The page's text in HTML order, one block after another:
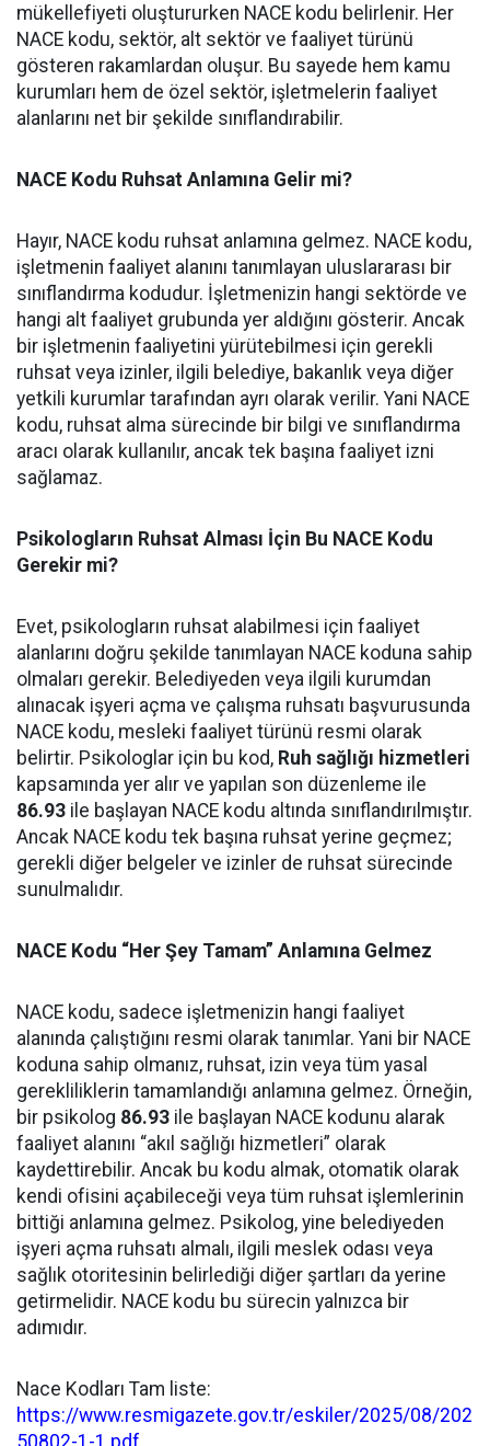
mükellefiyeti oluştururken NACE kodu belirlenir. Her
NACE kodu, sektör, alt sektör ve faaliyet türünü
gösteren rakamlardan oluşur. Bu sayede hem kamu
kurumları hem de özel sektör, işletmelerin faaliyet
alanlarını net bir şekilde sınıflandırabilir.
NACE Kodu Ruhsat Anlamına Gelir mi?
Hayır, NACE kodu ruhsat anlamına gelmez. NACE kodu,
işletmenin faaliyet alanını tanımlayan uluslararası bir
sınıflandırma kodudur. İşletmenizin hangi sektörde ve
hangi alt faaliyet grubunda yer aldığını gösterir. Ancak
bir işletmenin faaliyetini yürütebilmesi için gerekli
ruhsat veya izinler, ilgili belediye, bakanlık veya diğer
yetkili kurumlar tarafından ayrı olarak verilir. Yani NACE
kodu, ruhsat alma sürecinde bir bilgi ve sınıflandırma
aracı olarak kullanılır, ancak tek başına faaliyet izni
sağlamaz.
Psikologların Ruhsat Alması İçin Bu NACE Kodu
Gerekir mi?
Evet, psikologların ruhsat alabilmesi için faaliyet
alanlarını doğru şekilde tanımlayan NACE koduna sahip
olmaları gerekir. Belediyeden veya ilgili kurumdan
alınacak işyeri açma ve çalışma ruhsatı başvurusunda
NACE kodu, mesleki faaliyet türünü resmi olarak
belirtir. Psikologlar için bu kod, Ruh sağlığı hizmetleri
kapsamında yer alır ve yapılan son düzenleme ile
86.93 ile başlayan NACE kodu altında sınıflandırılmıştır.
Ancak NACE kodu tek başına ruhsat yerine geçmez;
gerekli diğer belgeler ve izinler de ruhsat sürecinde
sunulmalıdır.
NACE Kodu “Her Şey Tamam” Anlamına Gelmez
NACE kodu, sadece işletmenizin hangi faaliyet
alanında çalıştığını resmi olarak tanımlar. Yani bir NACE
koduna sahip olmanız, ruhsat, izin veya tüm yasal
gerekliliklerin tamamlandığı anlamına gelmez. Örneğin,
bir psikolog 86.93 ile başlayan NACE kodunu alarak
faaliyet alanını “akıl sağlığı hizmetleri” olarak
kaydettirebilir. Ancak bu kodu almak, otomatik olarak
kendi ofisini açabileceği veya tüm ruhsat işlemlerinin
bittiği anlamına gelmez. Psikolog, yine belediyeden
işyeri açma ruhsatı almalı, ilgili meslek odası veya
sağlık otoritesinin belirlediği diğer şartları da yerine
getirmelidir. NACE kodu bu sürecin yalnızca bir
adımıdır.
Nace Kodları Tam liste:
https://www.resmigazete.gov.tr/eskiler/2025/08/202
50802-1-1.pdf